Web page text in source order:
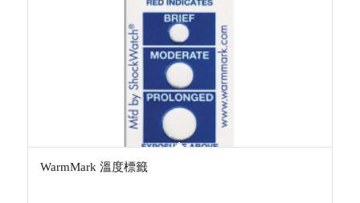
WarmMark 溫度標籤